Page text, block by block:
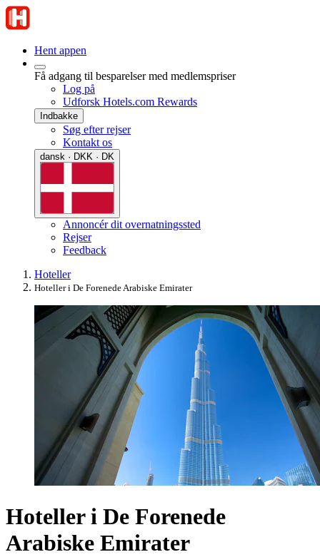
Hent appen
Få adgang til besparelser med medlemspriser
Log på
Udforsk Hotels.com Rewards
Indbakke
Søg efter rejser
Kontakt os
dansk · DKK · DK
Annoncér dit overnatningssted
Rejser
Feedback
Hoteller
Hoteller i De Forenede Arabiske Emirater
Hoteller i De Forenede
Arabiske Emirater